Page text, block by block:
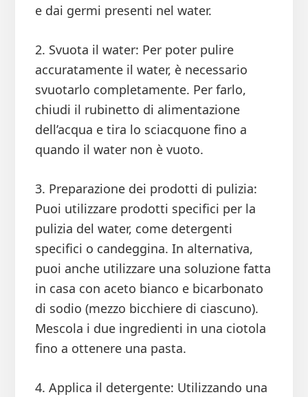
e dai germi presenti nel water.
2. Svuota il water: Per poter pulire
accuratamente il water, è necessario
svuotarlo completamente. Per farlo,
chiudi il rubinetto di alimentazione
dell’acqua e tira lo sciacquone fino a
quando il water non è vuoto.
3. Preparazione dei prodotti di pulizia:
Puoi utilizzare prodotti specifici per la
pulizia del water, come detergenti
specifici o candeggina. In alternativa,
puoi anche utilizzare una soluzione fatta
in casa con aceto bianco e bicarbonato
di sodio (mezzo bicchiere di ciascuno).
Mescola i due ingredienti in una ciotola
fino a ottenere una pasta.
4. Applica il detergente: Utilizzando una